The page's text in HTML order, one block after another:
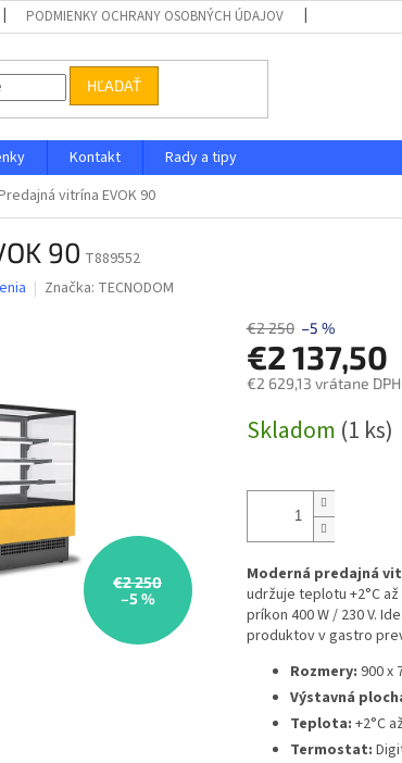
PODMIENKY OCHRANY OSOBNÝCH ÚDAJOV
HĽADAŤ
Kontakt
Rady a tipy
vitrína EVOK 90
90 T889552
Značka: TECNODOM
€2 250
–5 %
€2 250 –5 %
€2 137,50
€2 629,13 vrátane DPH
cena:
Skladom (1 ks)
Moderná predajná
udržuje teplotu +2°C až
príkon 400 W / 230 V.
produktov v gastro
Rozmery: 900 x
Výstavná
Teplota: +2°C
Termostat: